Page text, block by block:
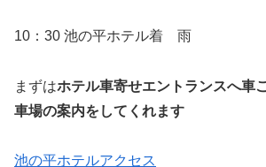
10：30 池の平ホテル着 雨
まずはホテル車寄せエントランスへ車
車場の案内をしてくれます
池の平ホテルアクセス